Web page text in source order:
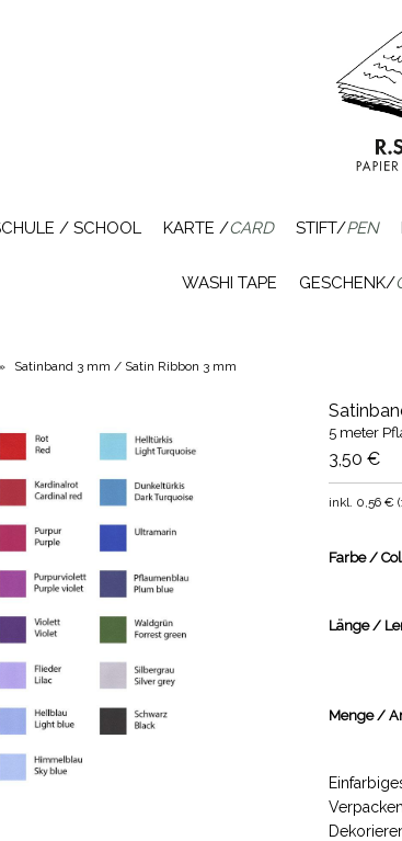
/ SCHOOL KARTE /CARD STIFT/PEN
WASHI TAPE GESCHENK/
» Satinband 3 mm / Satin Ribbon 3 mm
5 meter
3,50 €
inkl. 0,56 € (
Farbe /
Länge /
Menge /